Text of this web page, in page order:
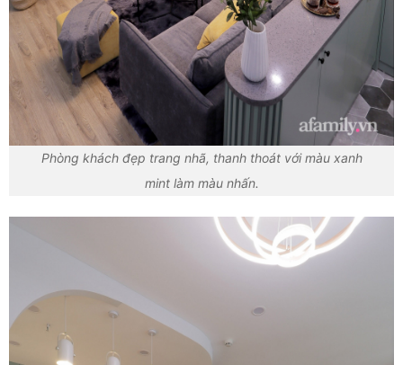
Phòng khách đẹp trang nhã, thanh thoát với màu xanh
mint làm màu nhấn.